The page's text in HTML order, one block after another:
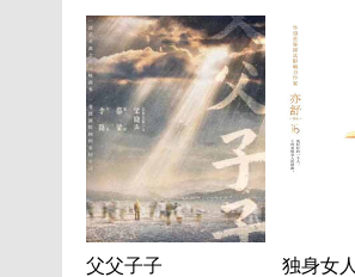
父父子子 独身女人